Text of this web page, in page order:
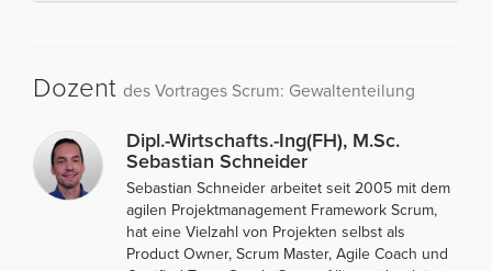
Dozent des Vortrages Scrum: Gewaltenteilung
Dipl.-Wirtschafts.-Ing(FH), M.Sc.
Sebastian Schneider
Sebastian Schneider arbeitet seit 2005 mit dem
agilen Projektmanagement Framework Scrum,
hat eine Vielzahl von Projekten selbst als
Product Owner, Scrum Master, Agile Coach und